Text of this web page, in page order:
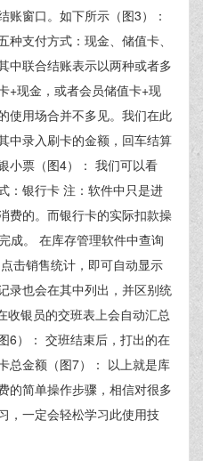
账窗口。如下所示（图3）：
支付方式：现金、储值卡、
中联合结账表示以两种或者多
+现金，或者会员储值卡+现
使用场合并不多见。我们在此
中录入刷卡的金额，回车结算
小票（图4）： 我们可以看
：银行卡 注：软件中只是进
费的。而银行卡的实际扣款操
成。 在库存管理软件中查询
击销售统计，即可自动显示
录也会在其中列出，并区别统
收银员的交班表上会自动汇总
6）： 交班结束后，打出的在
总金额（图7）： 以上就是库
的简单操作步骤，相信对很多
，一定会轻松学习此使用技